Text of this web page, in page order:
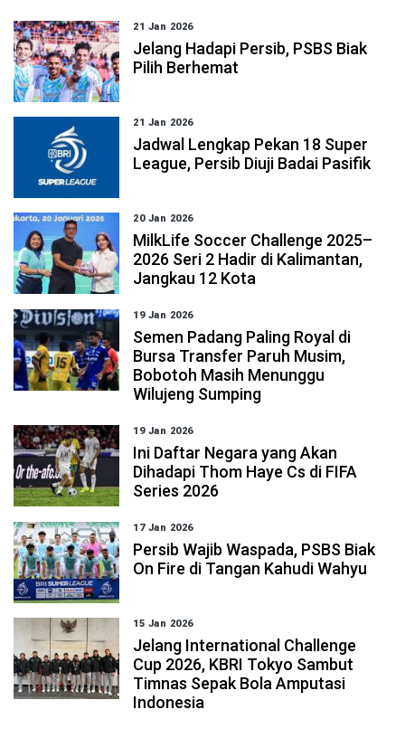
21 Jan 2026
Jelang Hadapi Persib, PSBS Biak
Pilih Berhemat
21 Jan 2026
Jadwal Lengkap Pekan 18 Super
League, Persib Diuji Badai Pasifik
20 Jan 2026
MilkLife Soccer Challenge 2025–
2026 Seri 2 Hadir di Kalimantan,
Jangkau 12 Kota
19 Jan 2026
Semen Padang Paling Royal di
Bursa Transfer Paruh Musim,
Bobotoh Masih Menunggu
Wilujeng Sumping
19 Jan 2026
Ini Daftar Negara yang Akan
Dihadapi Thom Haye Cs di FIFA
Series 2026
17 Jan 2026
Persib Wajib Waspada, PSBS Biak
On Fire di Tangan Kahudi Wahyu
15 Jan 2026
Jelang International Challenge
Cup 2026, KBRI Tokyo Sambut
Timnas Sepak Bola Amputasi
Indonesia